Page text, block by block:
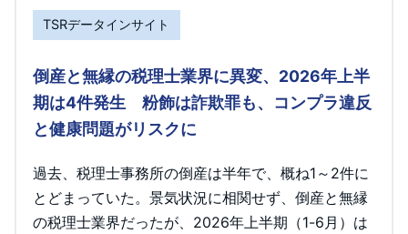
TSRデータインサイト
倒産と無縁の税理士業界に異変、2026年上半
期は4件発生 粉飾は詐欺罪も、コンプラ違反
と健康問題がリスクに
過去、税理士事務所の倒産は半年で、概ね1～2件に
とどまっていた。景気状況に相関せず、倒産と無縁
の税理士業界だったが、2026年上半期（1-6月）は